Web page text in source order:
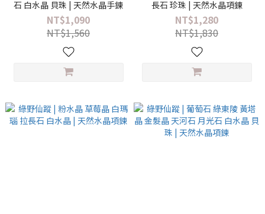
石 白水晶 貝珠 | 天然水晶手鍊
NT$1,090
NT$1,560
長石 珍珠 | 天然水晶項鍊
NT$1,280
NT$1,830